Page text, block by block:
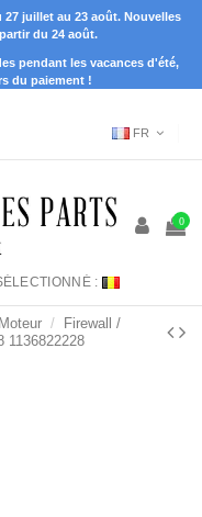
juillet au 23 août. Nouvelles
du 24 août.
pendant les vacances d'été,
du paiement !
FR
0
:
Firewall /
1136822228